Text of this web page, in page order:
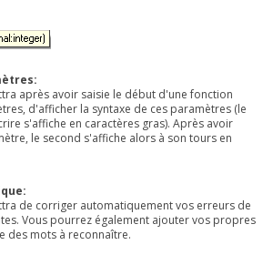
après avoir saisie le début d'une fonction
d'afficher la syntaxe de ces paramètres (le
s'affiche en caractères gras). Après avoir
le second s'affiche alors à son tours en
de corriger automatiquement vos erreurs de
Vous pourrez également ajouter vos propres
des mots à reconnaître.